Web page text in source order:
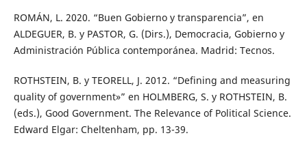
ROMÁN, L. 2020. “Buen Gobierno y transparencia”, en
ALDEGUER, B. y PASTOR, G. (Dirs.), Democracia, Gobierno y
Administración Pública contemporánea. Madrid: Tecnos.
ROTHSTEIN, B. y TEORELL, J. 2012. “Defining and measuring
quality of government»” en HOLMBERG, S. y ROTHSTEIN, B.
(eds.), Good Government. The Relevance of Political Science.
Edward Elgar: Cheltenham, pp. 13-39.